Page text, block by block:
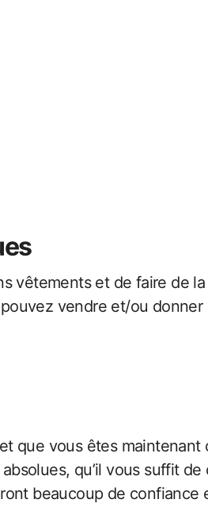
vêtements et de faire de
vendre et/ou
que vous êtes
qu’il vous suffit
beaucoup de